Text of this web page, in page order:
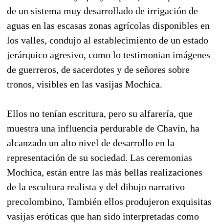
de un sistema muy desarrollado de irrigación de
aguas en las escasas zonas agrícolas disponibles en
los valles, condujo al establecimiento de un estado
jerárquico agresivo, como lo testimonian imágenes
de guerreros, de sacerdotes y de señores sobre
tronos, visibles en las vasijas Mochica.
Ellos no tenían escritura, pero su alfarería, que
muestra una influencia perdurable de Chavín, ha
alcanzado un alto nivel de desarrollo en la
representación de su sociedad. Las ceremonias
Mochica, están entre las más bellas realizaciones
de la escultura realista y del dibujo narrativo
precolombino, También ellos produjeron exquisitas
vasijas eróticas que han sido interpretadas como